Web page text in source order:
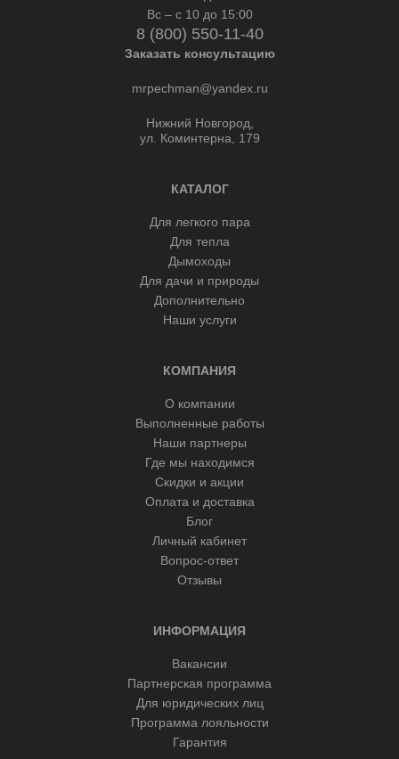
Вс – с 10 до 15:00
8 (800) 550-11-40
Заказать консультацию
mrpechman@yandex.ru
Нижний Новгород,
ул. Коминтерна, 179
КАТАЛОГ
Для легкого пара
Для тепла
Дымоходы
Для дачи и природы
Дополнительно
Наши услуги
КОМПАНИЯ
О компании
Выполненные работы
Наши партнеры
Где мы находимся
Скидки и акции
Оплата и доставка
Блог
Личный кабинет
Вопрос-ответ
Отзывы
ИНФОРМАЦИЯ
Вакансии
Партнерская программа
Для юридических лиц
Программа лояльности
Гарантия